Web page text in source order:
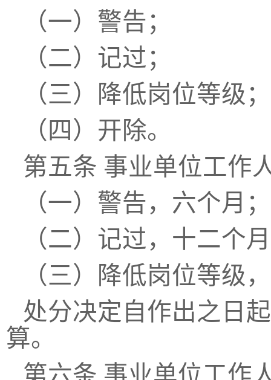
（一）警告；
（二）记过；
（三）降低岗位等级；
（四）开除。
第五条 事业单位工作
（一）警告，六个月；
（二）记过，十二个
（三）降低岗位等级
处分决定自作出之日
算。